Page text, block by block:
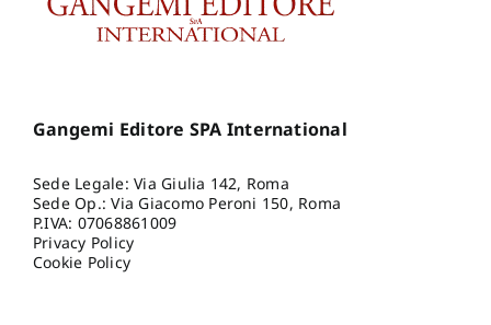
Gangemi Editore SPA International
Sede Legale: Via Giulia 142, Roma
Sede Op.: Via Giacomo Peroni 150, Roma
P.IVA: 07068861009
Privacy Policy
Cookie Policy